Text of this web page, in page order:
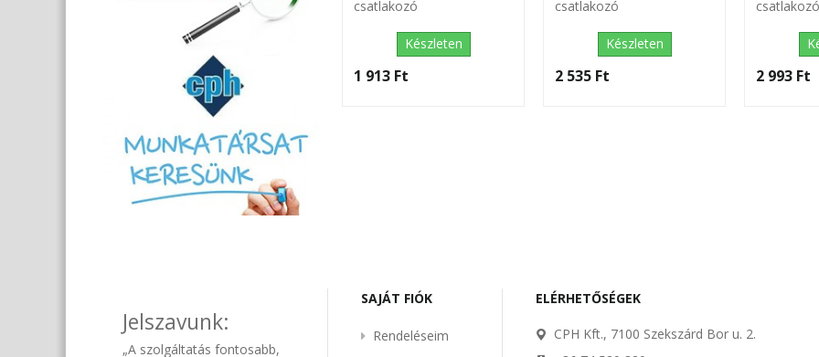
csatlakozó
Készleten
1 913 Ft‎
csatlakozó
Készleten
2 535 Ft‎
csatlakozó
2 993 Ft‎
Jelszavunk:
„A szolgáltatás fontosabb,
SAJÁT FIÓK
Rendeléseim
ELÉRHETŐSÉGEK
CPH Kft., 7100 Szekszárd Bor u. 2.